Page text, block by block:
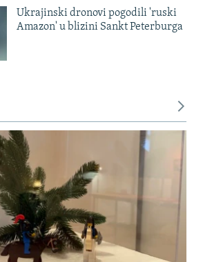
Ukrajinski dronovi pogodili 'ruski
Amazon' u blizini Sankt Peterburga